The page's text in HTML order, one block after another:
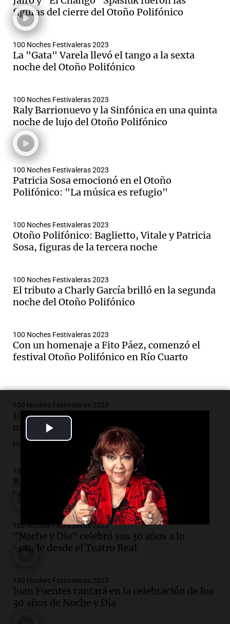
Video
figuras del cierre del Otoño Polifónico
100 Noches Festivaleras 2023
La "Gata" Varela llevó el tango a la sexta
noche del Otoño Polifónico
100 Noches Festivaleras 2023
Raly Barrionuevo y la Sinfónica en una quinta
noche de lujo del Otoño Polifónico
100 Noches Festivaleras 2023
Patricia Sosa emocionó en el Otoño
Polifónico: "La música es refugio"
100 Noches Festivaleras 2023
Otoño Polifónico: Baglietto, Vitale y Patricia
Sosa, figuras de la tercera noche
100 Noches Festivaleras 2023
El tributo a Charly García brilló en la segunda
noche del Otoño Polifónico
100 Noches Festivaleras 2023
Con un homenaje a Fito Páez, comenzó el
festival Otoño Polifónico en Río Cuarto
100 Noches Festivaleras 2023
100 Noches Festivaleras, multitudinarias y
musicales
Por
100 Noches Festivaleras 2023
Río Cuarto respira música: llega la cuarta
edición del Festival Otoño Polifónico
100 Noches Festivaleras 2023
"Noche y Día" celebró sus 30 años a lo
grande desde el Teatro Real
100 Noches Festivaleras 2023
Juan Fuentes cantará en la celebración de los
30 años de Noche y Día